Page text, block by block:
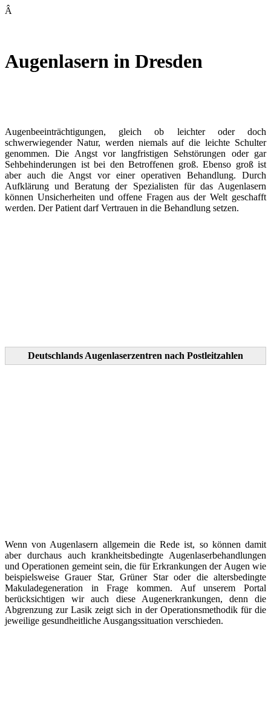
Â
Augenlasern in Dresden
Augenbeeinträchtigungen, gleich ob leichter oder doch
schwerwiegender Natur, werden niemals auf die leichte Schulter
genommen. Die Angst vor langfristigen Sehstörungen oder gar
Sehbehinderungen ist bei den Betroffenen groß. Ebenso groß ist
aber auch die Angst vor einer operativen Behandlung. Durch
Aufklärung und Beratung der Spezialisten für das Augenlasern
können Unsicherheiten und offene Fragen aus der Welt geschafft
werden. Der Patient darf Vertrauen in die Behandlung setzen.
Deutschlands Augenlaserzentren nach Postleitzahlen
Wenn von Augenlasern allgemein die Rede ist, so können damit
aber durchaus auch krankheitsbedingte Augenlaserbehandlungen
und Operationen gemeint sein, die für Erkrankungen der Augen wie
beispielsweise Grauer Star, Grüner Star oder die altersbedingte
Makuladegeneration in Frage kommen. Auf unserem Portal
berücksichtigen wir auch diese Augenerkrankungen, denn die
Abgrenzung zur Lasik zeigt sich in der Operationsmethodik für die
jeweilige gesundheitliche Ausgangssituation verschieden.